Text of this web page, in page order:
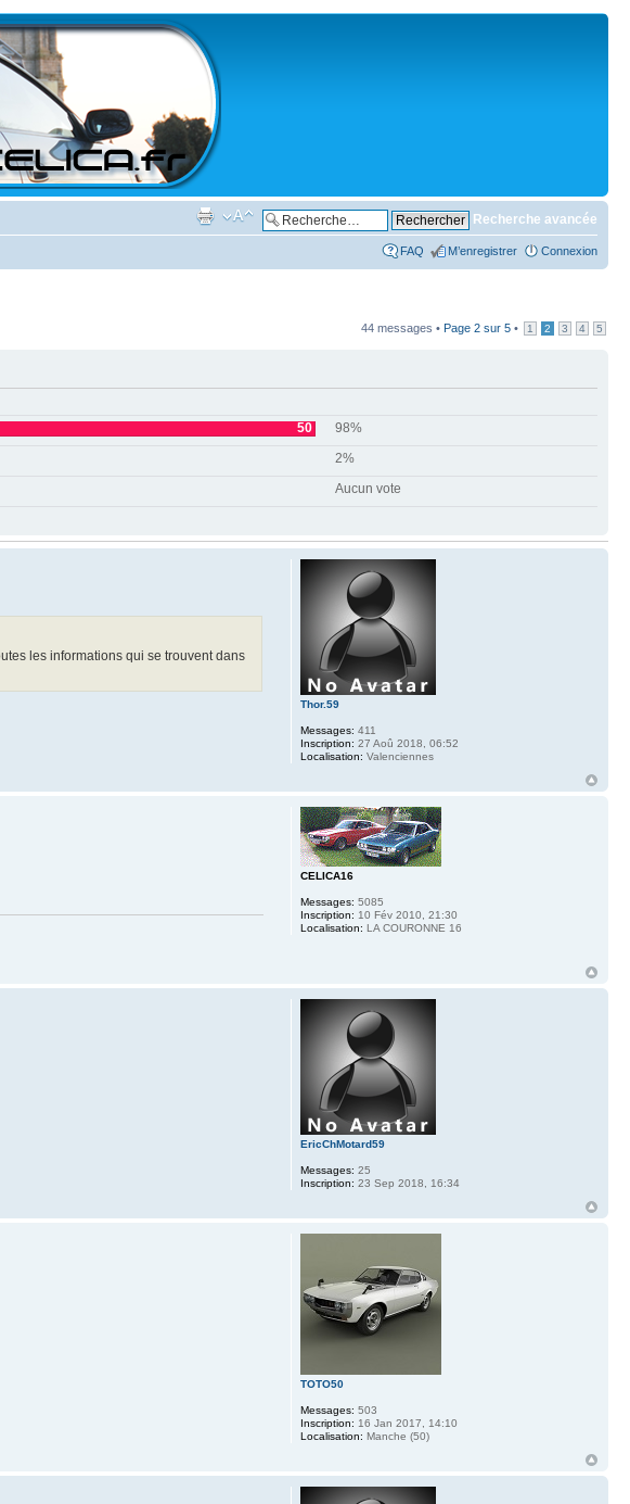
Recherche avancée
FAQ M’enregistrer Connexion
44 messages • Page 2 sur 5 • 1 2 3 4 5
50
98%
2%
Aucun vote
les informations qui se trouvent dans
Thor.59
Messages: 411
Inscription: 27 Aoû 2018, 06:52
Localisation: Valenciennes
CELICA16
Messages: 5085
Inscription: 10 Fév 2010, 21:30
Localisation: LA COURONNE 16
EricChMotard59
Messages: 25
Inscription: 23 Sep 2018, 16:34
TOTO50
Messages: 503
Inscription: 16 Jan 2017, 14:10
Localisation: Manche (50)